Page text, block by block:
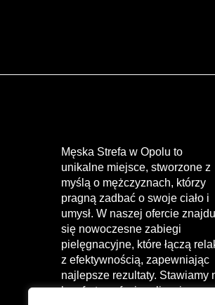
Męska Strefa w Opolu to
unikalne miejsce, stworzone z
myślą o mężczyznach, którzy
pragną zadbać o swoje ciało i
umysł. W naszej ofercie
się nowoczesne zabiegi
pielęgnacyjne, które łączą
z efektywnością, zapewniając
najlepsze rezultaty. Stawiamy
komfort, profesjonalizm i